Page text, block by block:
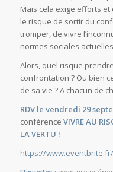
Mais cela exige efforts
le risque de sortir du
tromper, de vivre
normes sociales
Alors, quel risque
confrontation ? Ou bien
de sa vie ? A chacun de
RDV le vendredi 29
conférence VIVRE AU
LA VERTU !
https://